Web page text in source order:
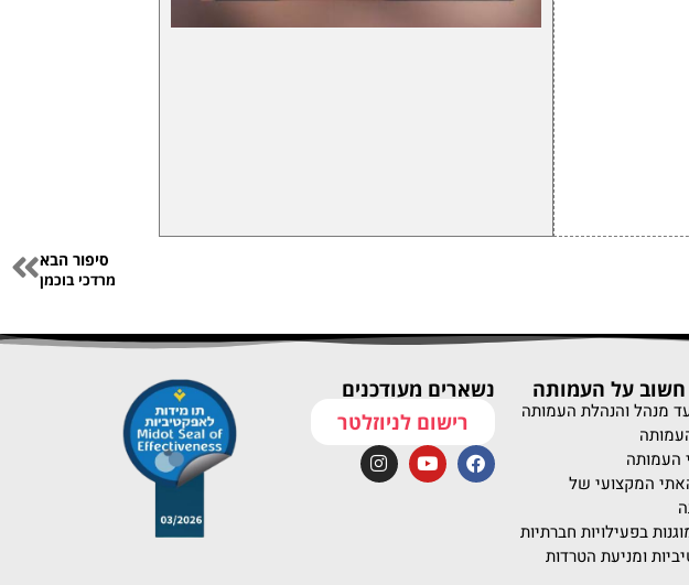
סיפור הבא
מרדכי בוכמן
חשוב על העמותה
מנהל והנהלת העמותה
העמותה
המקצועי של
בפעילויות חברתיות
ומניעת הטרדות
נשארים מעודכנים
רישום לניוזלטר